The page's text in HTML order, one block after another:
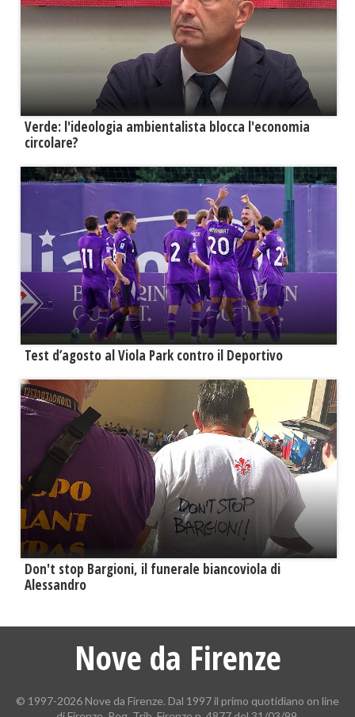
Verde: l'ideologia ambientalista blocca l'economia
circolare?
Test d’agosto al Viola Park contro il Deportivo
Don't stop Bargioni, il funerale biancoviola di
Alessandro
Nove da Firenze
© 1997-2026 Nove da Firenze. Dal 1997 il primo quotidiano on line